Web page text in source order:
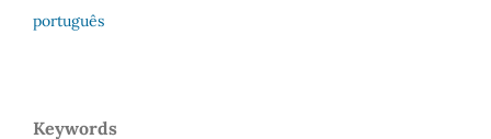
português
Keywords